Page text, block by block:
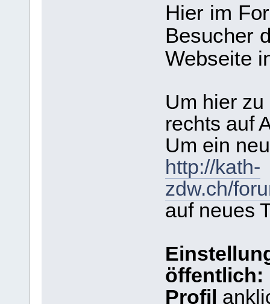
Hier im
Besucher
Webseite
Um hier
rechts auf
Um ein
http://kath-
zdw.ch/
auf neues
öffentlich:
Profil